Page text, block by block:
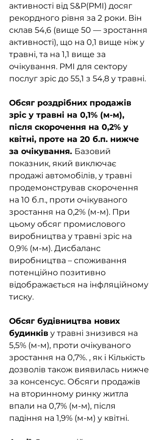
активності від S&P(PMI) досяг
рекордного рівня за 2 роки. Він
склав 54,6 (вище 50 — зростання
активності), що на 0,1 вище ніж у
травні, та на 1,1 вище за
очікування. PMI для сектору
послуг зріс до 55,1 з 54,8 у травні.
Обсяг роздрібних продажів
зріс у травні на 0,1% (м-м),
після скорочення на 0,2% у
квітні, проте на 20 б.п. нижче
за очікування. Базовий
показник, який виключає
продажі автомобілів, у травні
продемонстрував скорочення
на 10 б.п., проти очікуваного
зростання на 0,2% (м-м). При
цьому обсяг промислового
виробництва у травні зріс на
0,9% (м-м). Дисбаланс
виробництва – споживання
потенційно позитивно
відображається на інфляційному
тиску.
Обсяг будівництва нових
будинків у травні знизився на
5,5% (м-м), проти очікуваного
зростання на 0,7%. , як і Кількість
дозволів також виявилась нижче
за консенсус. Обсяги продажів
на вторинному ринку житла
впали на 0,7% (м-м), після
падіння на 1,9% (м-м) у квітні.